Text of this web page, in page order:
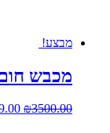
מבצע!
מכבש
₪3500.00